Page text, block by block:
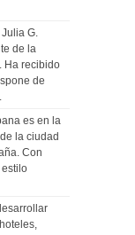
G.
de la
Ha recibido
de
es en la
la ciudad
Con